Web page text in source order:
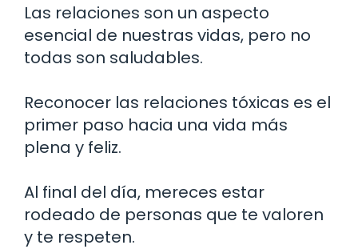
Las relaciones son un aspecto
esencial de nuestras vidas, pero no
todas son saludables.
Reconocer las relaciones tóxicas es el
primer paso hacia una vida más
plena y feliz.
Al final del día, mereces estar
rodeado de personas que te valoren
y te respeten.